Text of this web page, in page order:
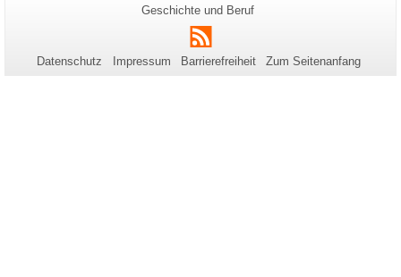
Zusätzliche
Informationen
zu
dieser
Seiten-
Geschichte und Beruf
RSS
Datenschutz Impressum Barrierefreiheit Zum Seitenanfang